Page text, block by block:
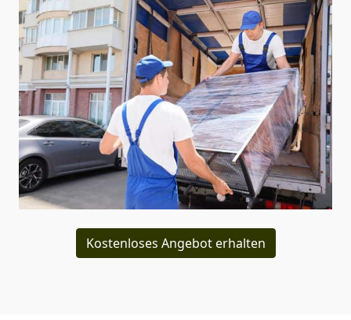
Kostenloses Angebot erhalten